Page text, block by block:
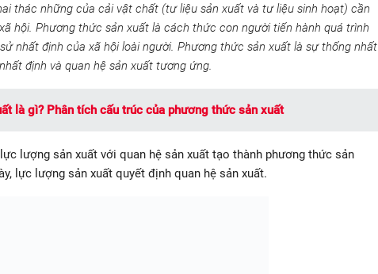
thác những của cải vật chất (tư liệu sản xuất và tư liệu sinh hoạt) cần
hội. Phương thức sản xuất là cách thức con người tiến hành quá trình
nhất định của xã hội loài người. Phương thức sản xuất là sự thống nhất
định và quan hệ sản xuất tương ứng.
là gì? Phân tích cấu trúc của phương thức sản xuất
lượng sản xuất với quan hệ sản xuất tạo thành phương thức sản
lực lượng sản xuất quyết định quan hệ sản xuất.